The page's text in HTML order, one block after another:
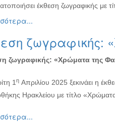
έκθεση ζωγραφικής με
ζωγραφικής:
ζωγραφικής: «Χρώματα της
1 ηΑπριλίου 2025 ξεκινάει η
Ηρακλείου με τίτλο